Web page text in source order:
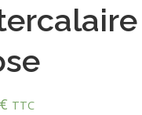
€ TTC